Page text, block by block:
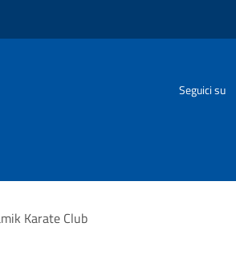
Seguici su
Karate Club